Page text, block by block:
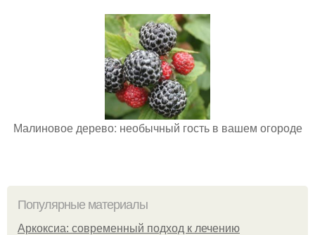
Малиновое дерево: необычный гость в вашем огороде
Популярные материалы
Аркоксиа: современный подход к лечению